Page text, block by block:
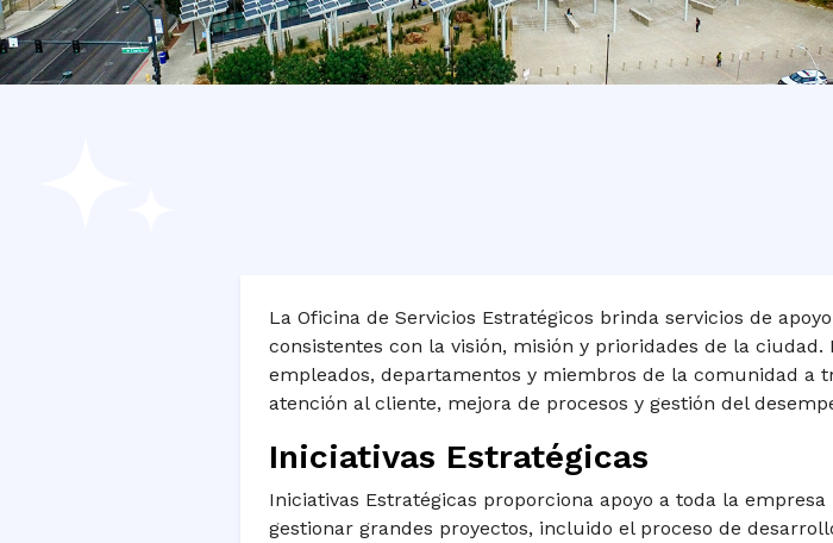
La Oficina de Servicios Estratégicos brinda servicios de
consistentes con la visión, misión y prioridades de la
empleados, departamentos y miembros de la comunidad a
atención al cliente, mejora de procesos y gestión del
Iniciativas Estratégicas
Iniciativas Estratégicas proporciona apoyo a toda la
gestionar grandes proyectos, incluido el proceso de